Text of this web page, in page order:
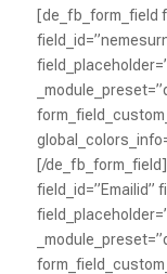
[de_fb_form_field
[/
field_id=”Emailid”